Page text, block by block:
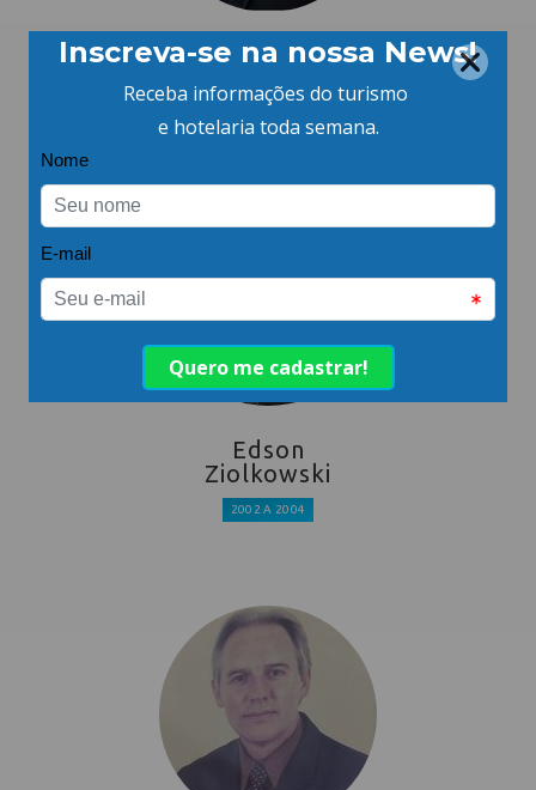
Rui Schürmann
2021-2022
Edson
Ziolkowski
2002 A 2004